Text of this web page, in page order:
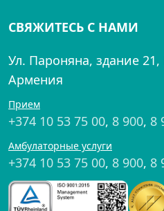
СВЯЖИТЕСЬ С НАМИ
Ул. Пароняна, здание 21,
Армения
Прием
+374 10 53 75 00, 8 900, 8
Амбулаторные услуги
+374 10 53 75 00, 8 900, 8